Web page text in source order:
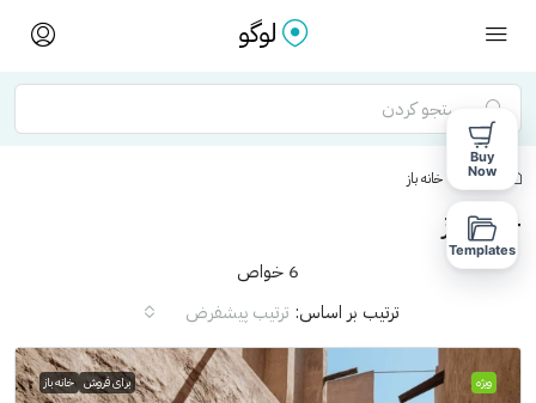
خانه خانه باز
خانه باز
6 خواص
ترتیب بر اساس: ترتیب پیشفرض
ویژه برای فروش خانه باز
Buy
Now
Templates